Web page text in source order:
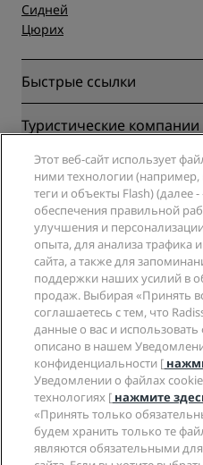
Сидней
Цюрих
Быстрые ссылки
Radisson Rewards
Гарантия лучшей цены
Blog
Направления
Новые и будущие отели
Приложение Radisson Hotels
Отели со статусом Sports
Отели для семейного отдыха
Охрана здоровья и
Туристические компании
Партнеры
Турагенты
Компания
Radisson Hotel Group
СМИ
Вакансии в RHG
Вакансии в PPHE
Вакансии в EHL
The Club by RHG
Возможности развития
Социально ответственный
Закупки
Юридическая
Центр конфиденциальности
Правовая оговорка
Условия и положения
Соглашение о пользовании
Цифровая доступность
Заявление о современном
Помощь
Уведомления для клиентов
Контактная информация
Часто задаваемые вопросы
Карта сайта
Социальные сети
Бренды Radisson Hotels
Этот веб-сайт использует
ними технологии
теги и объекты Flash) (далее
обеспечения правильной
улучшения и
опыта, для анализа трафика
сайта, а также для
поддержки наших усилий в
продаж. Выбирая «Принять
соглашаетесь с тем, что
данные о вас и
описано в нашем
конфиденциальности [
Уведомлении о файлах
технологиях [ нажмите
«Принять только
будем хранить только те
являются обязательными